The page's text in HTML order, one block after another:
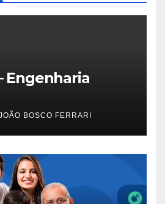
Engenharia
BOSCO FERRARI